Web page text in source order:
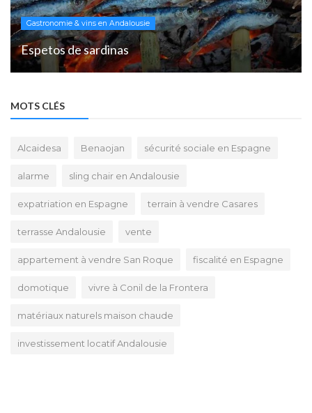
Gastronomie & vins en Andalousie
Espetos de sardinas
MOTS CLÉS
Alcaidesa Benaojan sécurité sociale en Espagne
alarme sling chair en Andalousie
expatriation en Espagne terrain à vendre Casares
terrasse Andalousie vente
appartement à vendre San Roque fiscalité en Espagne
domotique vivre à Conil de la Frontera
matériaux naturels maison chaude
investissement locatif Andalousie